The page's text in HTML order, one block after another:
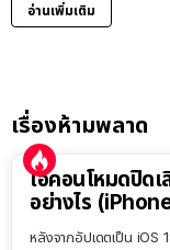
อ่านเพิ่มเติม
เรื่องห้ามพลาด
ไอคอนโหมดปิด
อย่างไร
หลังจากอัปเดตเป็น iOS